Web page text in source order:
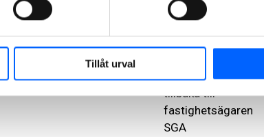
Tillåt urval
bästa platser.
nycklarna
tillbaka till
fastighetsägaren
SGA